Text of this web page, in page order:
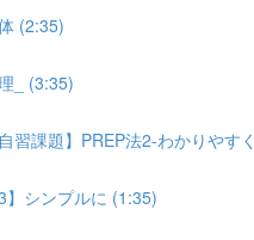
(2:35)
_ (3:35)
自習課題】PREP法2-わかりやすく
3】シンプルに (1:35)